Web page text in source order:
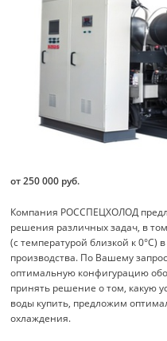
от 250 000 руб.
Компания РОССПЕЦХОЛОД
решения различных задач, в
(с температурой близкой к 0°С)
производства. По Вашему
оптимальную конфигурацию
принять решение о том, какую
воды купить, предложим
охлаждения.